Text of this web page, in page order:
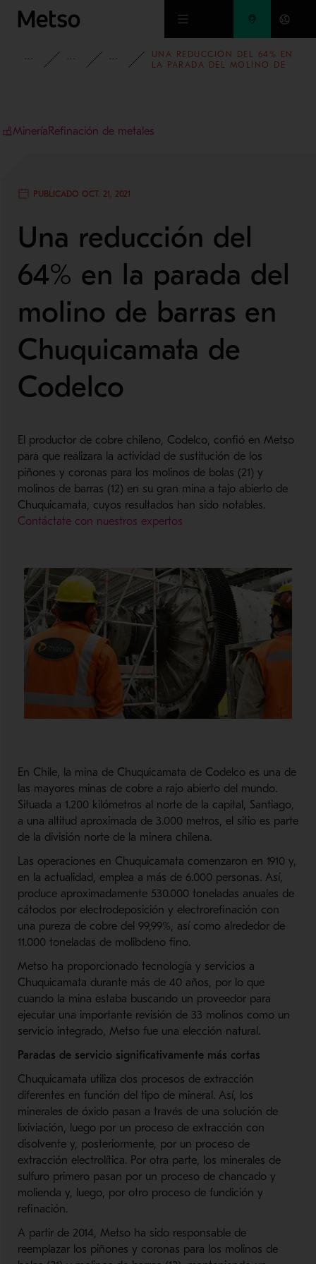
Ir al contenido principal
INFORMACIÓNCASOS DE ESTUDIO
MINERÍA Y REFINACIÓN DE
UNA REDUCCIÓN DEL 64% EN
LA PARADA DEL MOLINO DE
MineríaRefinación de metales
PUBLICADO OCT. 21, 2021
Una reducción del
64% en la parada del
molino de barras en
Chuquicamata de
Codelco
El productor de cobre chileno, Codelco, confió en Metso
para que realizara la actividad de sustitución de los
piñones y coronas para los molinos de bolas (21) y
molinos de barras (12) en su gran mina a tajo abierto de
Chuquicamata, cuyos resultados han sido notables.
Contáctate con nuestros expertos
En Chile, la mina de Chuquicamata de Codelco es una de
las mayores minas de cobre a rajo abierto del mundo.
Situada a 1.200 kilómetros al norte de la capital, Santiago,
a una altitud aproximada de 3.000 metros, el sitio es parte
de la división norte de la minera chilena.
Las operaciones en Chuquicamata comenzaron en 1910 y,
en la actualidad, emplea a más de 6.000 personas. Así,
produce aproximadamente 530.000 toneladas anuales de
cátodos por electrodeposición y electrorefinación con
una pureza de cobre del 99,99%, así como alrededor de
11.000 toneladas de molibdeno fino.
Metso ha proporcionado tecnología y servicios a
Chuquicamata durante más de 40 años, por lo que
cuando la mina estaba buscando un proveedor para
ejecutar una importante revisión de 33 molinos como un
servicio integrado, Metso fue una elección natural.
Paradas de servicio significativamente más cortas
Chuquicamata utiliza dos procesos de extracción
diferentes en función del tipo de mineral. Así, los
minerales de óxido pasan a través de una solución de
lixiviación, luego por un proceso de extracción con
disolvente y, posteriormente, por un proceso de
extracción electrolítica. Por otra parte, los minerales de
sulfuro primero pasan por un proceso de chancado y
molienda y, luego, por otro proceso de fundición y
refinación.
A partir de 2014, Metso ha sido responsable de
reemplazar los piñones y coronas para los molinos de